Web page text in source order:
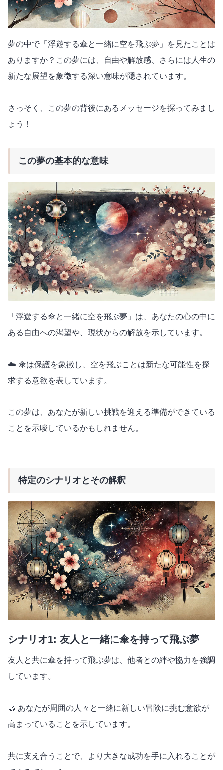
夢の中で「浮遊する傘と一緒に空を飛ぶ夢」を見たことは
ありますか？この夢には、自由や解放感、さらには人生の
新たな展望を象徴する深い意味が隠されています。
さっそく、この夢の背後にあるメッセージを探ってみまし
ょう！
この夢の基本的な意味
「浮遊する傘と一緒に空を飛ぶ夢」は、あなたの心の中に
ある自由への渇望や、現状からの解放を示しています。
☁️ 傘は保護を象徴し、空を飛ぶことは新たな可能性を探
求する意欲を表しています。
この夢は、あなたが新しい挑戦を迎える準備ができている
ことを示唆しているかもしれません。
特定のシナリオとその解釈
シナリオ1: 友人と一緒に傘を持って飛ぶ夢
友人と共に傘を持って飛ぶ夢は、他者との絆や協力を強調
しています。
🤝 あなたが周囲の人々と一緒に新しい冒険に挑む意欲が
高まっていることを示しています。
共に支え合うことで、より大きな成功を手に入れることが